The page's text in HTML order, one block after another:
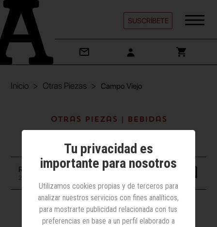
SUSCRÍBETE
Inicio Otras Piezas Campo Viejo
Otras Piezas | Bebidas
Campo Viejo
Redacción
27 septiembre 2022
Digital
Tu privacidad es
importante para nosotros
Utilizamos cookies propias y de terceros para
analizar nuestros servicios con fines analíticos,
para mostrarte publicidad relacionada con tus
preferencias en base a un perfil elaborado a